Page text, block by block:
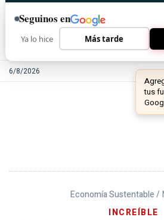
6/8/2026
Economía Sustentable /
INCREÍBLE
Seguinos en
Ya lo hice Más tarde